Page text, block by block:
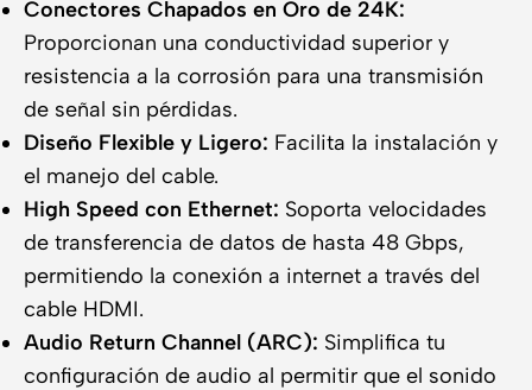
Conectores Chapados en Oro de 24K:
Proporcionan una conductividad superior y
resistencia a la corrosión para una transmisión
de señal sin pérdidas.
Diseño Flexible y Ligero: Facilita la instalación y
el manejo del cable.
High Speed con Ethernet: Soporta velocidades
de transferencia de datos de hasta 48 Gbps,
permitiendo la conexión a internet a través del
cable HDMI.
Audio Return Channel (ARC): Simplifica tu
configuración de audio al permitir que el sonido